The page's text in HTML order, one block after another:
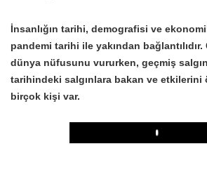
İnsanlığın tarihi, demografisi ve
pandemi tarihi ile yakından bağlantılıdır.
dünya nüfusunu vururken, geçmiş
tarihindeki salgınlara bakan ve etkilerini
birçok kişi var.
Play